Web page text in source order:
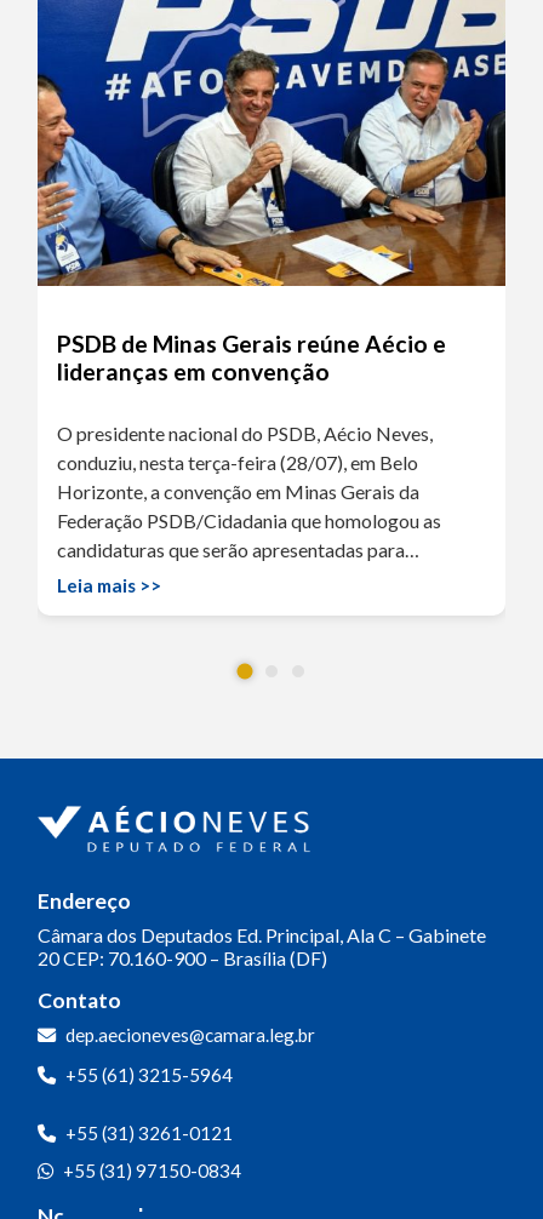
PSDB de Minas Gerais reúne Aécio e
lideranças em convenção
O presidente nacional do PSDB, Aécio Neves,
conduziu, nesta terça-feira (28/07), em Belo
Horizonte, a convenção em Minas Gerais da
Federação PSDB/Cidadania que homologou as
candidaturas que serão apresentadas para…
Leia mais >>
Endereço
Câmara dos Deputados Ed. Principal, Ala C – Gabinete
20CEP: 70.160-900 – Brasília (DF)
Contato
dep.aecioneves@camara.leg.br
+55 (61) 3215-5964
+55 (31) 3261-0121
+55 (31) 97150-0834